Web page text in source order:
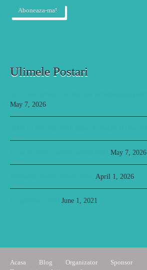
Ulimele Postari
May 7, 2026
May 7, 2026
April 1, 2026
June 1, 2021
Acasa Blog Organizator
Sponsor